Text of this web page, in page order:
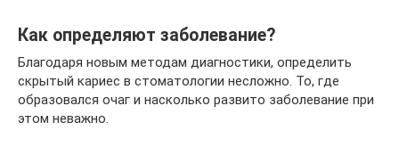
Как определяют заболевание?
Благодаря новым методам диагностики, определить
скрытый кариес в стоматологии несложно. То, где
образовался очаг и насколько развито заболевание при
этом неважно.